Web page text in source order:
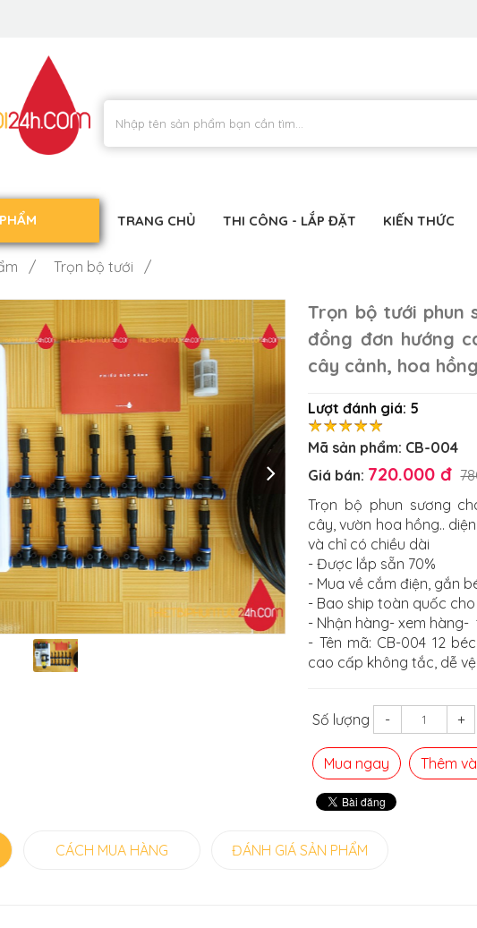
TRANG CHỦ THI CÔNG - LẮP ĐẶT KIẾN THỨC
/ Trọn bộ tưới /
Trọn bộ tưới phun
đồng đơn hướng
cây cảnh, hoa
Lượt đánh giá: 5
Mã sản phẩm: CB-004
Giá bán: 720.000 đ
Trọn bộ phun sương
cây, vườn hoa hồng..
và chỉ có chiều dài
- Được lắp sẵn 70%
- Mua về cắm điện, gắn
- Bao ship toàn quốc
- Nhận hàng- xem
- Tên mã: CB-004 12
cao cấp không tắc, dễ vệ
Số lượng - +
Mua ngay Thêm
CÁCH MUA HÀNG ĐÁNH GIÁ SẢN PHẨM